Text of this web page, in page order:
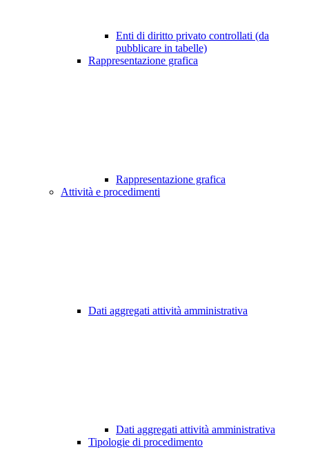
Enti di diritto privato controllati (da
pubblicare in tabelle)
Rappresentazione grafica
Rappresentazione grafica
Attività e procedimenti
Dati aggregati attività amministrativa
Dati aggregati attività amministrativa
Tipologie di procedimento